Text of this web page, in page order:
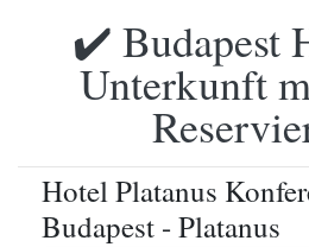
✔️ Budapest
Unterkunft
Hotel Platanus
Budapest - Platanus